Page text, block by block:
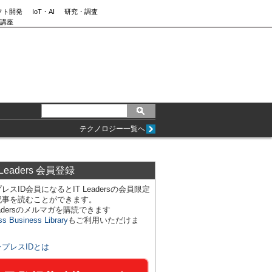
ト開発 IoT・AI
研究・調査
座
テクノロジー一覧へ
会員登録
スID会員になるとIT Leadersの会員限定
を読むことができます。
のメルマガを購読できます
Business Libraryもご利用いただけま
プレスIDとは